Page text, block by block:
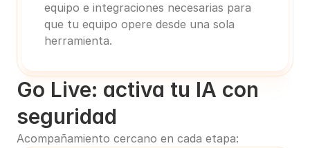
equipo e integraciones necesarias para
que tu equipo opere desde una sola
herramienta.
Go Live: activa tu IA con
seguridad
Acompañamiento cercano en cada etapa: